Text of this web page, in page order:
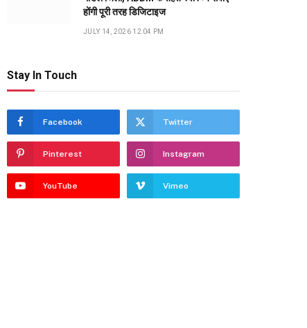
होंगी पूरी तरह डिजिटाइज
JULY 14, 2026 12:04 PM
Stay In Touch
Facebook Twitter
Pinterest Instagram
YouTube Vimeo